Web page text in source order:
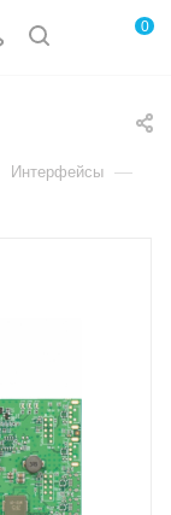
0
Интерфейсы —